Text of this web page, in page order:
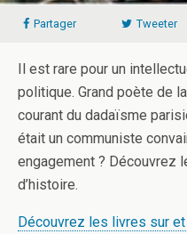
Partager Tweeter
Il est rare pour un
politique. Grand poète de
courant du dadaïsme
était un communiste
engagement ? Découvrez
d’histoire.
Découvrez les livres sur